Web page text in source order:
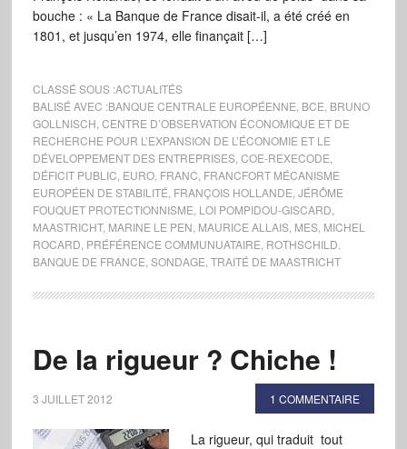
bouche : « La Banque de France disait-il, a été créé en
1801, et jusqu’en 1974, elle finançait […]
CLASSÉ SOUS :ACTUALITÉS
BALISÉ AVEC :BANQUE CENTRALE EUROPÉENNE BCE BRUNO
GOLLNISCH CENTRE D’OBSERVATION ÉCONOMIQUE ET DE
RECHERCHE POUR L’EXPANSION DE L’ÉCONOMIE ET LE
DÉVELOPPEMENT DES ENTREPRISES, COE-REXECODE
DÉFICIT PUBLIC EURO, FRANC FRANCFORT MÉCANISME
EUROPÉEN DE STABILITÉ FRANÇOIS HOLLANDE JÉRÔME
FOUQUET PROTECTIONNISME LOI POMPIDOU-GISCARD
MAASTRICHT, MARINE LE PEN MAURICE ALLAIS, MES, MICHEL
ROCARD PRÉFÉRENCE COMMUNUATAIRE ROTHSCHILD.
BANQUE DE FRANCE SONDAGE TRAITÉ DE MAASTRICHT
De la rigueur ? Chiche !
3 JUILLET 2012 1 COMMENTAIRE
La rigueur, qui traduit tout